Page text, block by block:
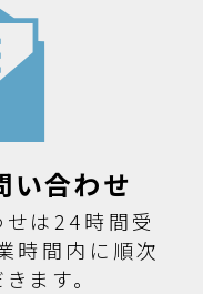
い合わせ
せは24時間受
時間内に順次
ます。